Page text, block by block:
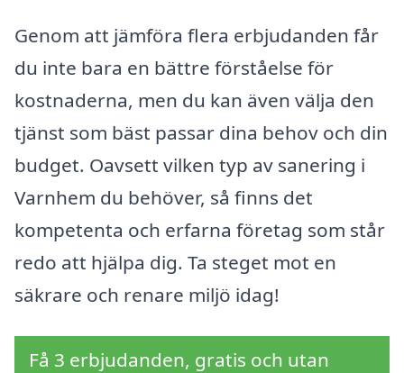
Genom att jämföra flera erbjudanden får
du inte bara en bättre förståelse för
kostnaderna, men du kan även välja den
tjänst som bäst passar dina behov och din
budget. Oavsett vilken typ av sanering i
Varnhem du behöver, så finns det
kompetenta och erfarna företag som står
redo att hjälpa dig. Ta steget mot en
säkrare och renare miljö idag!
Få 3 erbjudanden, gratis och utan